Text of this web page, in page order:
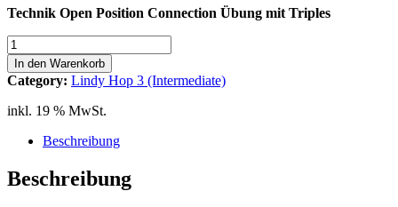
Technik Open Position Connection Übung mit Triples
Lindy
Hop
3
(Int)
Block
1
Technik
In den Warenkorb
Category: Lindy Hop 3 (Intermediate)
inkl. 19 % MwSt.
Beschreibung
Beschreibung